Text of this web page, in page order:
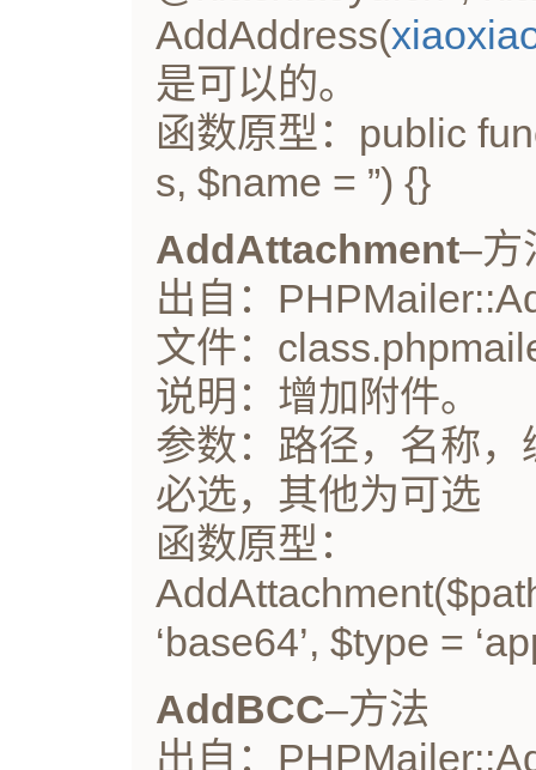
AddAddress(
是可以的。
函数原型：public
s, $name = ”) {}
AddAttachment–方
出自：
文件：
说明：增加附件。
参数：路径，名称
必选，其他为可选
函数原型：
‘base64’, $type =
AddBCC–方法
出自：